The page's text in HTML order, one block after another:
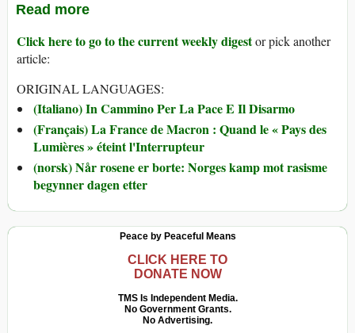
Read more
Click here to go to the current weekly digestor pick another
article:
ORIGINAL LANGUAGES:
(Italiano) In Cammino Per La Pace E Il Disarmo
(Français) La France de Macron : Quand le « Pays des
Lumières » éteint l'Interrupteur
(norsk) Når rosene er borte: Norges kamp mot rasisme
begynner dagen etter
Peace by Peaceful Means
CLICK HERE TO
DONATE NOW
TMS Is Independent Media.
No Government Grants.
No Advertising.